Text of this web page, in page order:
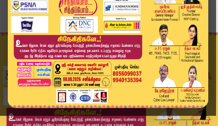
Home
வீடியோ ஸ்டோரி
அரசியல் ரீதியான படம் ரிலீஸ் பண்ணக்கூடதுனா இந்த ...